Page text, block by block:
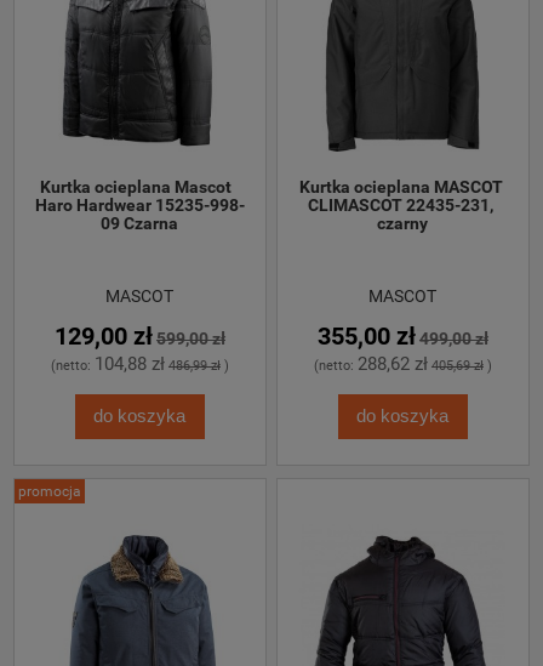
Kurtka ocieplana Mascot
Haro Hardwear 15235-998-
09 Czarna
MASCOT
129,00 zł599,00 zł
(netto: 104,88 zł 486,99 zł)
do koszyka
Kurtka ocieplana MASCOT
CLIMASCOT 22435-231,
czarny
MASCOT
355,00 zł499,00 zł
(netto: 288,62 zł 405,69 zł)
do koszyka
promocja